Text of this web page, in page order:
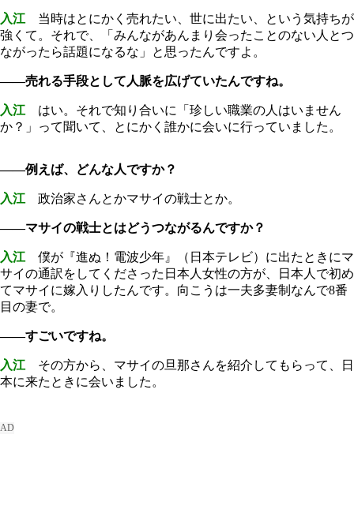
入江 当時はとにかく売れたい、世に出たい、という気持ちが
強くて。それで、「みんながあんまり会ったことのない人とつ
ながったら話題になるな」と思ったんですよ。
――売れる手段として人脈を広げていたんですね。
入江 はい。それで知り合いに「珍しい職業の人はいません
か？」って聞いて、とにかく誰かに会いに行っていました。
――例えば、どんな人ですか？
入江 政治家さんとかマサイの戦士とか。
――マサイの戦士とはどうつながるんですか？
入江 僕が『進ぬ！電波少年』（日本テレビ）に出たときにマ
サイの通訳をしてくださった日本人女性の方が、日本人で初め
てマサイに嫁入りしたんです。向こうは一夫多妻制なんで8番
目の妻で。
――すごいですね。
入江 その方から、マサイの旦那さんを紹介してもらって、日
本に来たときに会いました。